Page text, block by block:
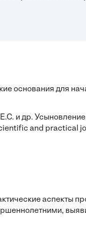
основания для
и др.
and
аспекты